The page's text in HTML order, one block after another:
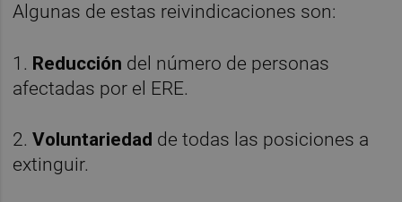
Algunas de estas reivindicaciones son:
1. Reducción del número de personas
afectadas por el ERE.
2.Voluntariedad de todas las posiciones a
extinguir.